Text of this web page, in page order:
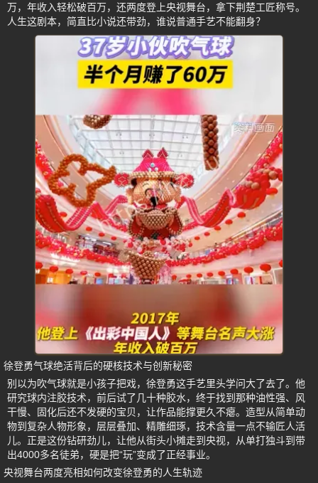
万，年收入轻松破百万，还两度登上央视舞台，拿下荆楚工匠称号。
人生这剧本，简直比小说还带劲，谁说普通手艺不能翻身？
徐登勇气球绝活背后的硬核技术与创新秘密
别以为吹气球就是小孩子把戏，徐登勇这手艺里头学问大了去了。他
研究球内注胶技术，前后试了几十种胶水，终于找到那种油性强、风
干慢、固化后还不发硬的宝贝，让作品能撑更久不瘪。造型从简单动
物到复杂人物形象，层层叠加、精雕细琢，技术含量一点不输匠人活
儿。正是这份钻研劲儿，让他从街头小摊走到央视，从单打独斗到带
出4000多名徒弟，硬是把“玩”变成了正经事业。
央视舞台两度亮相如何改变徐登勇的人生轨迹